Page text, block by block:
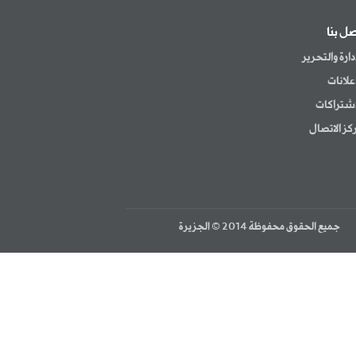
بنا
والتحرير
الاتصال
جميع الحقوق محفوظة 2014 © الجزيرة